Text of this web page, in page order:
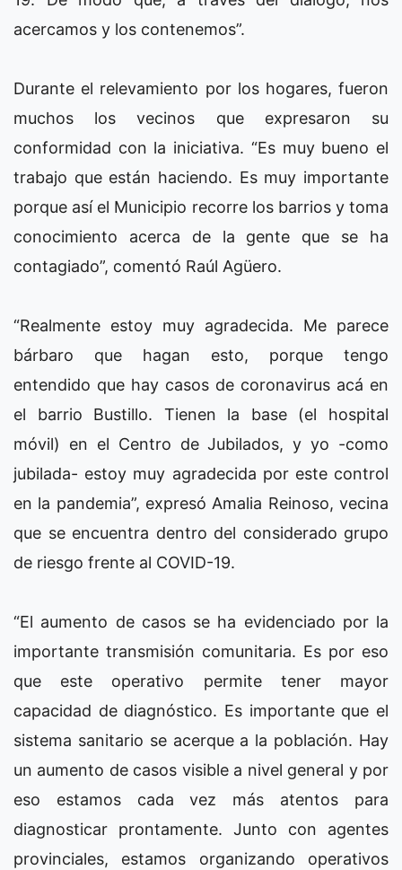
acercamos y los contenemos”.
Durante el relevamiento por los hogares, fueron
muchos los vecinos que expresaron su
conformidad con la iniciativa. “Es muy bueno el
trabajo que están haciendo. Es muy importante
porque así el Municipio recorre los barrios y toma
conocimiento acerca de la gente que se ha
contagiado”, comentó Raúl Agüero.
“Realmente estoy muy agradecida. Me parece
bárbaro que hagan esto, porque tengo
entendido que hay casos de coronavirus acá en
el barrio Bustillo. Tienen la base (el hospital
móvil) en el Centro de Jubilados, y yo -como
jubilada- estoy muy agradecida por este control
en la pandemia”, expresó Amalia Reinoso, vecina
que se encuentra dentro del considerado grupo
de riesgo frente al COVID-19.
“El aumento de casos se ha evidenciado por la
importante transmisión comunitaria. Es por eso
que este operativo permite tener mayor
capacidad de diagnóstico. Es importante que el
sistema sanitario se acerque a la población. Hay
un aumento de casos visible a nivel general y por
eso estamos cada vez más atentos para
diagnosticar prontamente. Junto con agentes
provinciales, estamos organizando operativos